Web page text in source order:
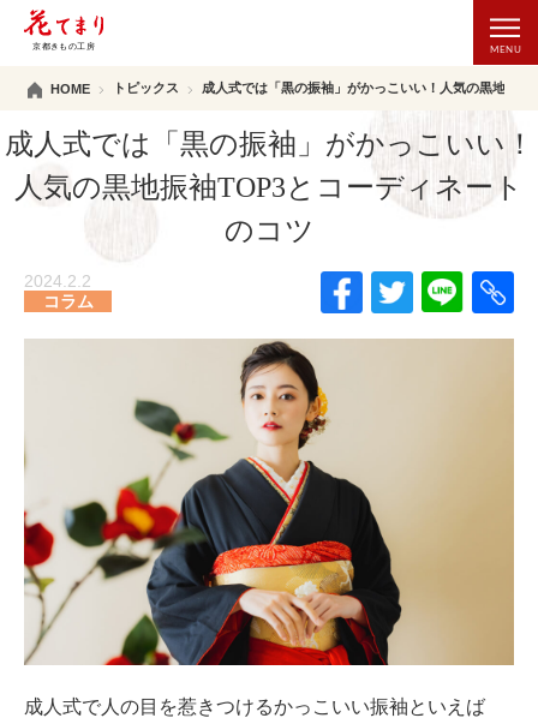
HOME トピックス 成人式では「黒の振袖」がかっこいい！人気の黒地振
成人式では「黒の振袖」がかっこいい！
人気の黒地振袖TOP3とコーディネート
のコツ
2024.2.2
コラム
成人式で人の目を惹きつけるかっこいい振袖といえば